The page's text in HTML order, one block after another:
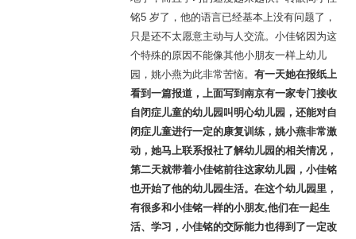
铭5 岁了，他的语言已经基本上没有问题了，
只是还不太愿意主动与人交流。小佳铭因为这
个特殊的原因不能像其他小朋友一样上幼儿
园，姚小燕为此非常苦恼。有一天她在报纸上
看到一篇报道，上面写到南京有一家专门接收
自闭症儿童的幼儿园叫明心幼儿园，还能对自
闭症儿童进行一定的康复训练，姚小燕非常激
动，她马上联系报社了解幼儿园的相关情况，
第二天就带着小佳铭前往这家幼儿园，小佳铭
也开始了他的幼儿园生活。在这个幼儿园里，
有很多和小佳铭一样的小朋友,他们在一起生
活、学习，小佳铭的交际能力也得到了一定改